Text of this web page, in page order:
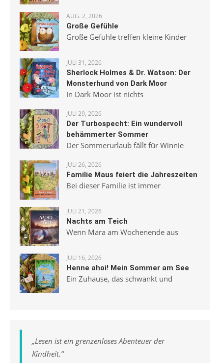
AUG. 2, 2026
Große Gefühle
Große Gefühle treffen kleine Kinder
JULI 31, 2026
Sherlock Holmes & Dr. Watson: Der
Monsterhund von Dark Moor
In Dark Moor ist nichts
JULI 29, 2026
Der Turbospecht: Ein wundervoll
behämmerter Sommer
Der Sommerurlaub fällt für Winnie
JULI 26, 2026
Familie Maus feiert die Jahreszeiten
Bei dieser Familie ist immer
JULI 21, 2026
Nachts am Teich
Wenn Mara am Wochenende aus
JULI 16, 2026
Henne ahoi! Mein Sommer am See
Ein Zuhause, das schwankt und
„Lesen ist ein grenzenloses Abenteuer der
Kindheit.“